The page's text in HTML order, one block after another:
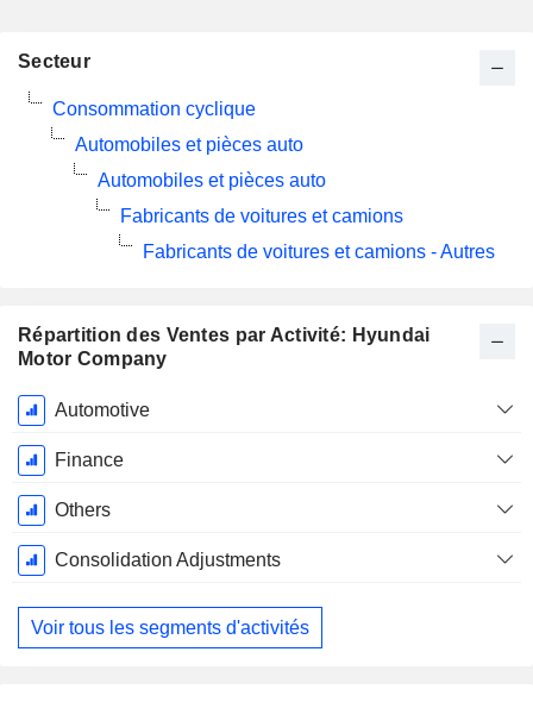
Répartition des Ventes par Activité: Hyundai
Motor Company
Période
Fiscale:
Décembre
Automotive
Finance
Others
Consolidation Adjustments
Voir tous les segments d'activités
Secteur
Consommation cyclique
Automobiles et pièces auto
Automobiles et pièces auto
Fabricants de voitures et camions
Fabricants de voitures et camions - Autres